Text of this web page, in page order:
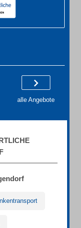
alle Angebote